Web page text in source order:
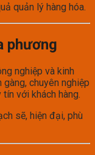
quản lý hàng hóa.
phương
nghiệp và kinh
chuyên nghiệp
với khách hàng.
sẽ, hiện đại, phù